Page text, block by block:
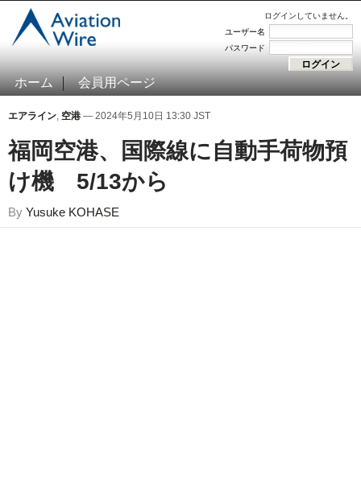
ログインしていません。
ユーザー名
パスワード
ホーム 会員用ページ
エアライン, 空港 — 2024年5月10日 13:30 JST
福岡空港、国際線に自動手荷物預
け機 5/13から
By Yusuke KOHASE